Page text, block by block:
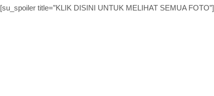
[su_spoiler title=”KLIK DISINI UNTUK MELIHAT SEMUA FOTO”]